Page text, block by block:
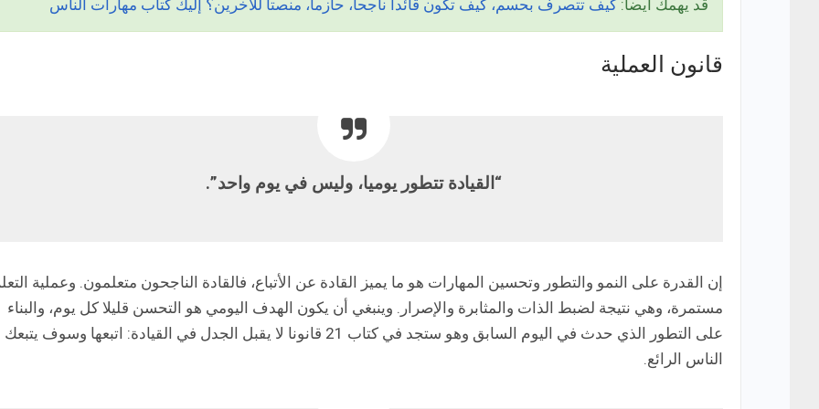
قد يهمك أيضا: كيف تتصرف بحسم، كيف تكون قائدا ناجحا، حازما، منصتا للآخرين؟ إليك كتاب مهارات الناس
قانون العملية
“القيادة تتطور يوميا، وليس في يوم واحد”.
إن القدرة على النمو والتطور وتحسين المهارات هو ما يميز القادة عن الأتباع، فالقادة الناجحون متعلمون. وعملية
مستمرة، وهي نتيجة لضبط الذات والمثابرة والإصرار. وينبغي أن يكون الهدف اليومي هو التحسن قليلا كل يوم، والبناء
على التطور الذي حدث في اليوم السابق وهو ستجد في كتاب 21 قانونا لا يقبل الجدل في القيادة: اتبعها وسوف يتبعك
الناس الرائع.